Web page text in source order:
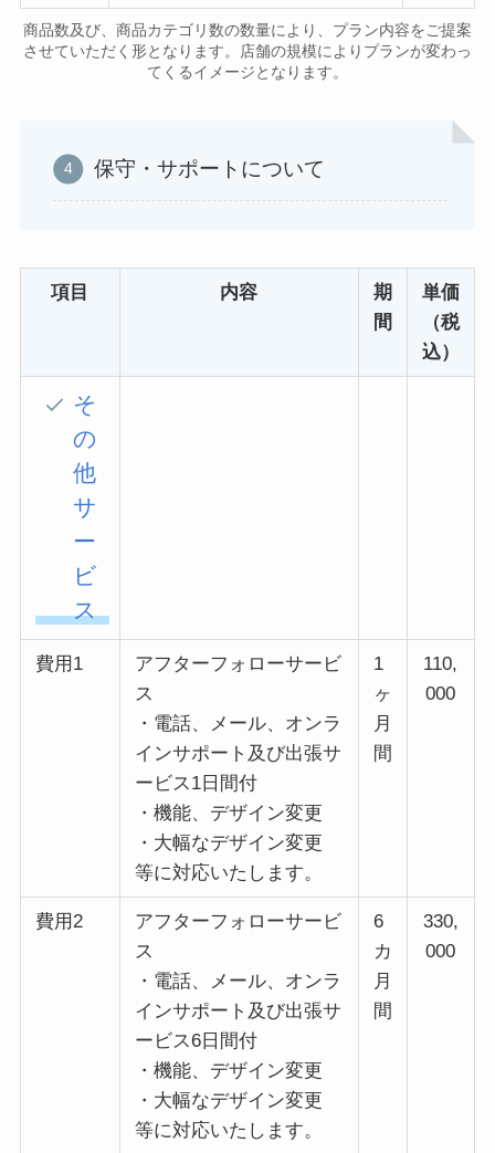
商品数及び、商品カテゴリ数の数量により、プラン内容をご提案
させていただく形となります。店舗の規模によりプランが変わっ
てくるイメージとなります。
保守・サポートについて
項目 内容
期
間
単価
（税
込）
そ
の
他
サ
ー
ビ
ス
費用1
アフターフォローサービ
ス
・電話、メール、オンラ
インサポート及び出張サ
ービス1日間付
・機能、デザイン変更
・大幅なデザイン変更
等に対応いたします。
1
ヶ
月
間
110,
000
費用2
アフターフォローサービ
ス
・電話、メール、オンラ
インサポート及び出張サ
ービス6日間付
・機能、デザイン変更
・大幅なデザイン変更
等に対応いたします。
6
カ
月
間
330,
000